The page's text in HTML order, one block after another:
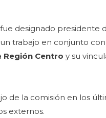
designado presidente
trabajo en conjunto con
Región Centro y su
de la comisión en los
externos.